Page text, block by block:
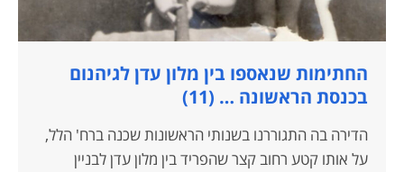
החתימות שנאספו בין מלון עדן לגיהנום
בכנסת הראשונה … (11)
הדירה בה התגוררנו בשנותי הראשונות שכנה ברח' הלל,
על אותו קטע רחוב קצר שהפריד בין מלון עדן לבניין